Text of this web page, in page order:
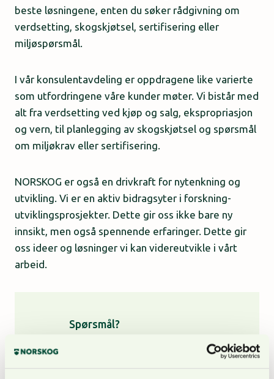
beste løsningene, enten du søker rådgivning om
verdsetting, skogskjøtsel, sertifisering eller
miljøspørsmål.
I vår konsulentavdeling er oppdragene like varierte
som utfordringene våre kunder møter. Vi bistår med
alt fra verdsetting ved kjøp og salg, ekspropriasjon
og vern, til planlegging av skogskjøtsel og spørsmål
om miljøkrav eller sertifisering.
NORSKOG er også en drivkraft for nytenkning og
utvikling. Vi er en aktiv bidragsyter i forskning-
utviklingsprosjekter. Dette gir oss ikke bare ny
innsikt, men også spennende erfaringer. Dette gir
oss ideer og løsninger vi kan videreutvikle i vårt
arbeid.
Spørsmål?